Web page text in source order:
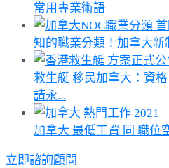
常用專業術語
知的職業分類！加拿大新
救生艇 移民加拿大：資
請永...
加拿大 最低工資 同 職位
立即諮詢顧問